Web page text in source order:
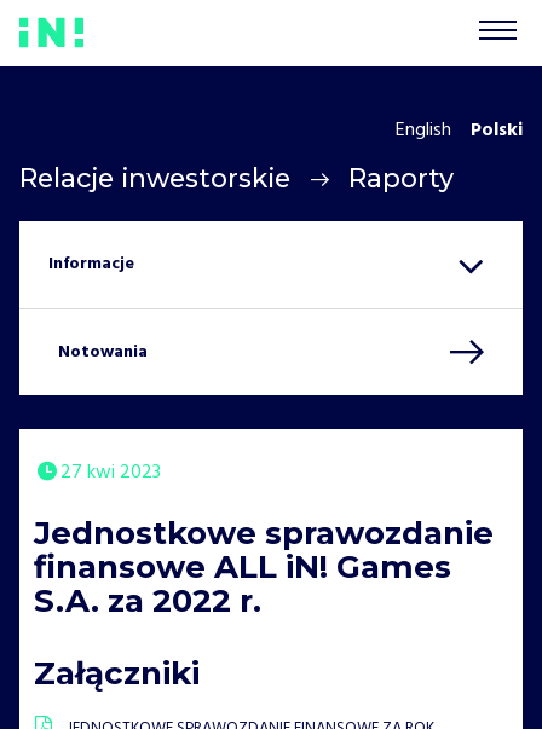
Relacje inwestorskie Raporty
English Polski
Notowania
27 kwi 2023
Jednostkowe sprawozdanie
finansowe ALL iN! Games
S.A. za 2022 r.
Załączniki